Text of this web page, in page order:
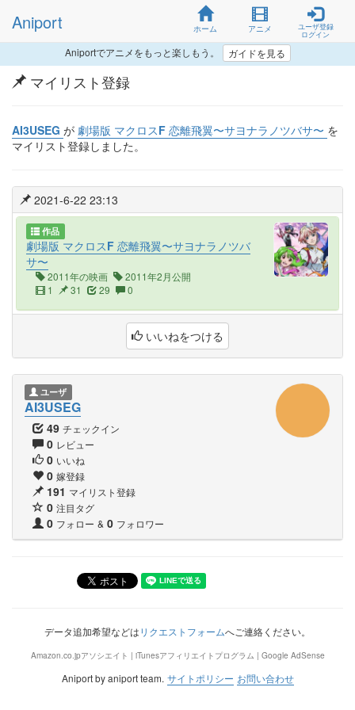
Aniport ホーム アニメ
ユーザ登録
ログイン
Aniportでアニメをもっと楽しもう。 ガイドを見る
マイリスト登録
AI3USEG が 劇場版 マクロスF 恋離飛翼〜サヨナラノツバサ〜 を
マイリスト登録しました。
2021-6-22 23:13
作品
劇場版 マクロスF 恋離飛翼〜サヨナラノツバ
サ〜
2011年の映画
2011年2月公開
1
31 29 0
いいねをつける
ユーザ
AI3USEG
49 チェックイン
0 レビュー
0 いいね
0 嫁登録
191 マイリスト登録
0 注目タグ
0 フォロー & 0 フォロワー
データ追加希望などはリクエストフォームへご連絡ください。
Amazon.co.jpアソシエイト | iTunesアフィリエイトプログラム | Google AdSense
Aniport by aniport team. サイトポリシー お問い合わせ